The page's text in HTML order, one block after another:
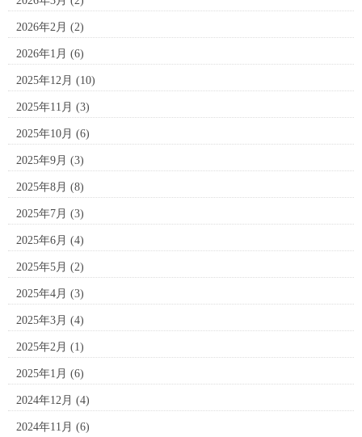
2026年2月 (2)
2026年1月 (6)
2025年12月 (10)
2025年11月 (3)
2025年10月 (6)
2025年9月 (3)
2025年8月 (8)
2025年7月 (3)
2025年6月 (4)
2025年5月 (2)
2025年4月 (3)
2025年3月 (4)
2025年2月 (1)
2025年1月 (6)
2024年12月 (4)
2024年11月 (6)